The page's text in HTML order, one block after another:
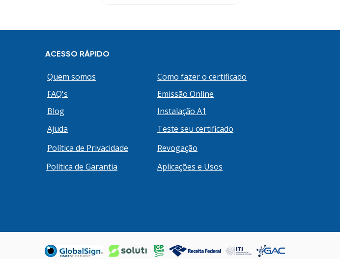
enquadram em alguns requisitos
ACESSO RÁPIDO
Quem somos
FAQ's
Blog
Ajuda
Política de Privacidade
Política de Garantia
Como fazer o certificado
Emissão Online
Instalação A1
Teste seu certificado
Revogação
Aplicações e Usos